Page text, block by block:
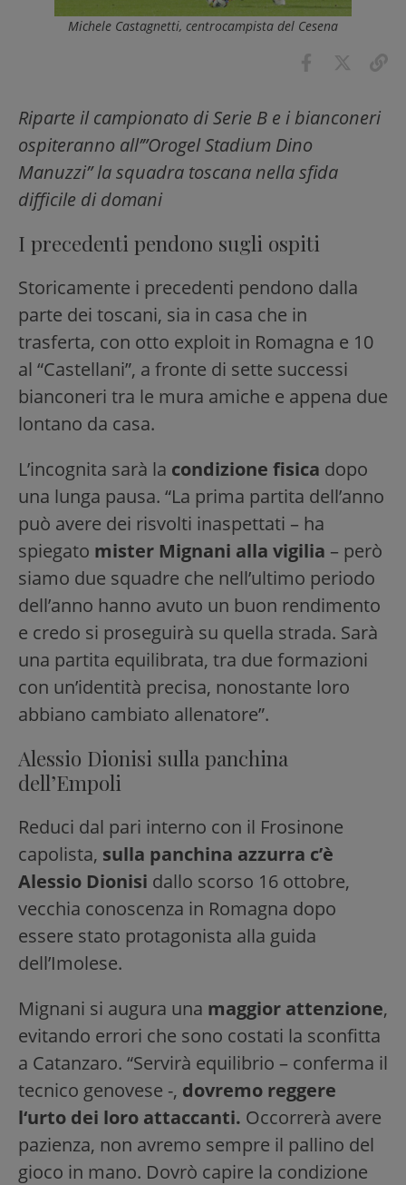
Michele Castagnetti, centrocampista del Cesena
Riparte il campionato di Serie B e i bianconeri
ospiteranno all’”Orogel Stadium Dino
Manuzzi” la squadra toscana nella sfida
difficile di domani
I precedenti pendono sugli ospiti
Storicamente i precedenti pendono dalla
parte dei toscani, sia in casa che in
trasferta, con otto exploit in Romagna e 10
al “Castellani”, a fronte di sette successi
bianconeri tra le mura amiche e appena due
lontano da casa.
L’incognita sarà la condizione fisica dopo
una lunga pausa. “La prima partita dell’anno
può avere dei risvolti inaspettati – ha
spiegato mister Mignani alla vigilia – però
siamo due squadre che nell’ultimo periodo
dell’anno hanno avuto un buon rendimento
e credo si proseguirà su quella strada. Sarà
una partita equilibrata, tra due formazioni
con un’identità precisa, nonostante loro
abbiano cambiato allenatore”.
Alessio Dionisi sulla panchina
dell’Empoli
Reduci dal pari interno con il Frosinone
capolista, sulla panchina azzurra c’è
Alessio Dionisi dallo scorso 16 ottobre,
vecchia conoscenza in Romagna dopo
essere stato protagonista alla guida
dell’Imolese.
Mignani si augura una maggior attenzione,
evitando errori che sono costati la sconfitta
a Catanzaro. “Servirà equilibrio – conferma il
tecnico genovese -, dovremo reggere
l‘urto dei loro attaccanti. Occorrerà avere
pazienza, non avremo sempre il pallino del
gioco in mano. Dovrò capire la condizione